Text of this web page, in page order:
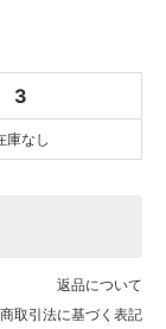
3
庫なし
返品について
取引法に基づく表記